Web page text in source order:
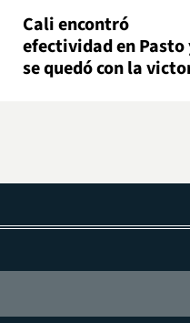
Cali encontró
efectividad en Pasto
se quedó con la